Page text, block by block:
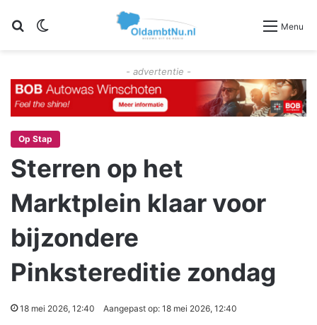
Zoeken Menu
- advertentie -
Op Stap
Sterren op het
Marktplein klaar voor
bijzondere
Pinkstereditie zondag
18 mei 2026, 12:40 Aangepast op: 18 mei 2026, 12:40